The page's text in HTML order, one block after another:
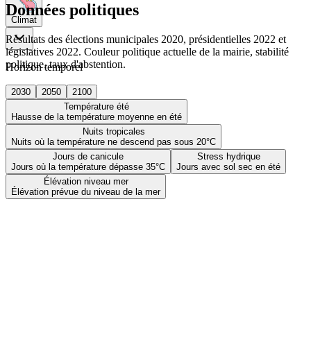
Climat
Horizon temporel
2030 2050
2100
Température été
Hausse de la température moyenne en été
Nuits tropicales
Nuits où la température ne descend pas sous 20°C
Jours de canicule
Jours où la température dépasse 35°C
Stress hydrique
Jours avec sol sec en été
Élévation niveau mer
Élévation prévue du niveau de la mer
Données politiques
Résultats des élections municipales 2020, présidentielles 2022 et
législatives 2022. Couleur politique actuelle de la mairie, stabilité
politique, taux d'abstention.